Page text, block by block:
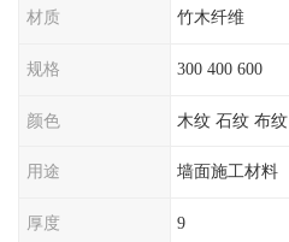
材质 竹木纤维
规格 300 400 600
颜色 木纹 石纹 布纹
用途 墙面施工材料
厚度 9